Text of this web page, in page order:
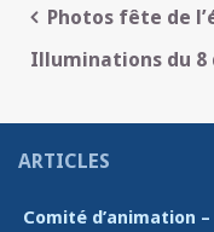
Navigation
de
Photos fête de
Illuminations du 8
ARTICLES
Comité d’animation –